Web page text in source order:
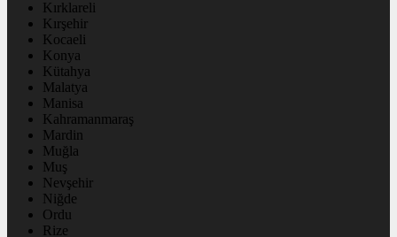
Kırklareli
Kırşehir
Kocaeli
Konya
Kütahya
Malatya
Manisa
Kahramanmaraş
Mardin
Muğla
Muş
Nevşehir
Niğde
Ordu
Rize